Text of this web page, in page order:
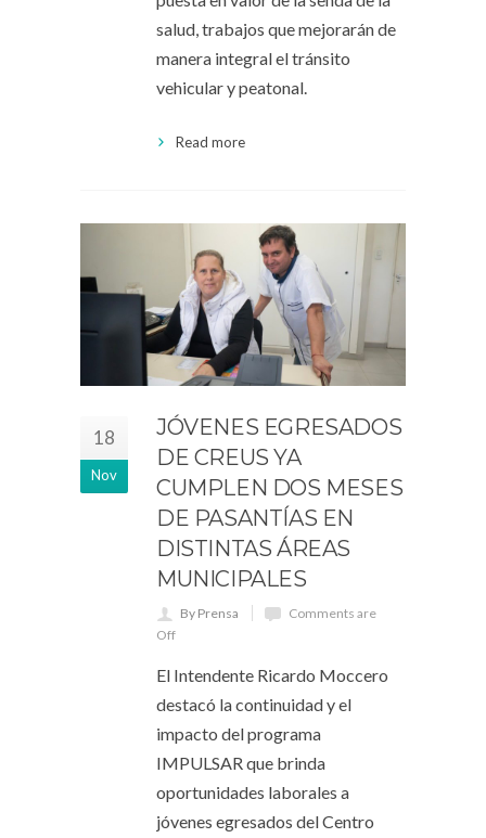
salud, trabajos que mejorarán de
manera integral el tránsito
vehicular y peatonal.
Read more
18
Nov
JÓVENES EGRESADOS
DE CREUS YA
CUMPLEN DOS MESES
DE PASANTÍAS EN
DISTINTAS ÁREAS
MUNICIPALES
By Prensa
Comments are
Off
El Intendente Ricardo Moccero
destacó la continuidad y el
impacto del programa
IMPULSAR que brinda
oportunidades laborales a
jóvenes egresados del Centro